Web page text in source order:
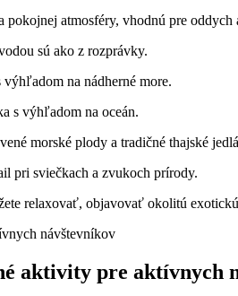
atmosféry, vhodnú pre oddych
sú ako z rozprávky.
na nádherné more.
s výhľadom na oceán.
morské plody a tradičné thajské
pri sviečkach a zvukoch prírody.
relaxovať, objavovať okolitú
aktivity pre aktívnych